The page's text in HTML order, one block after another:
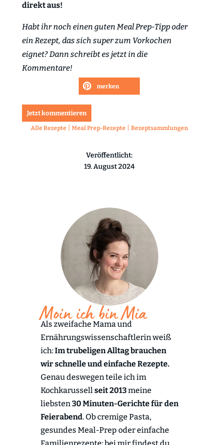
direkt aus!
Habt ihr noch einen guten Meal Prep-Tipp oder
ein Rezept, das sich super zum Vorkochen
eignet? Dann schreibt es jetzt in die
Kommentare!
merken
Jetzt kommentieren
Alle Rezepte Meal Prep-Rezepte Rezeptsammlungen
Veröffentlicht:
19. August 2024
Moin ich bin Mia
Als zweifache Mama und
Ernährungswissenschaftlerin weiß
ich:Im trubeligen Alltag brauchen
wir schnelle und einfache Rezepte.
Genau deswegen teile ich im
Kochkarussellseit 2013meine
liebsten30 Minuten-Gerichte für den
Feierabend. Ob cremige Pasta,
gesundes Meal-Prep oder einfache